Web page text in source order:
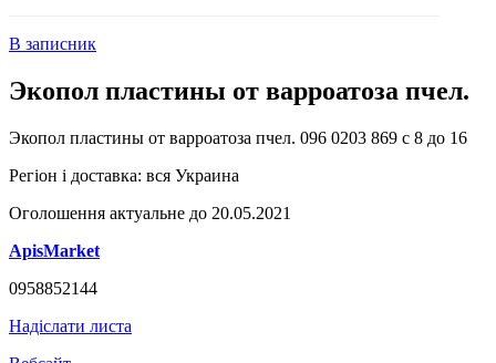
В записник
Экопол пластины от варроатоза пчел.
Экопол пластины от варроатоза пчел. 096 0203 869 с 8 до 16
Регіон і доставка: вся Украина
Оголошення актуальне до 20.05.2021
ApisMarket
0958852144
Надіслати листа